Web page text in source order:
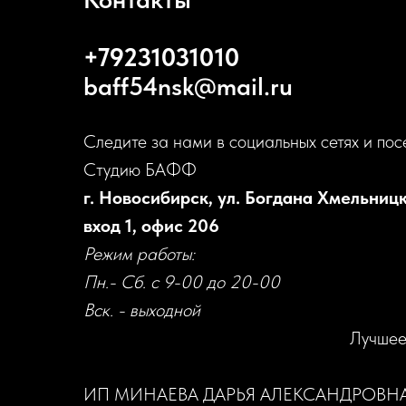
+79231031010
baff54nsk@mail.ru
Следите за нами в социальных сетях и
Студию БАФФ
г. Новосибирск, ул. Богдана
вход 1, офис 206
Режим работы:
Пн.- Сб. с 9-00 до 20-00
Вск. - выходной
ИП МИНАЕВА ДАРЬЯ